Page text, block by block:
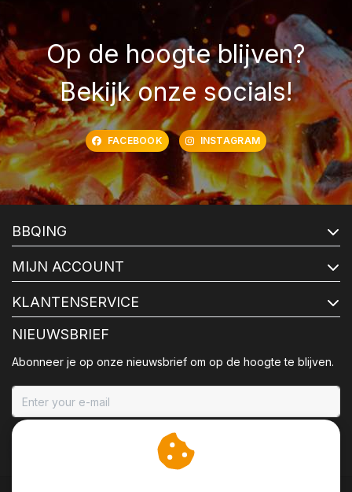
Op de hoogte blijven?
Bekijk onze socials!
FACEBOOK INSTAGRAM
BBQING
MIJN ACCOUNT
KLANTENSERVICE
NIEUWSBRIEF
Abonneer je op onze nieuwsbrief om op de hoogte te blijven.